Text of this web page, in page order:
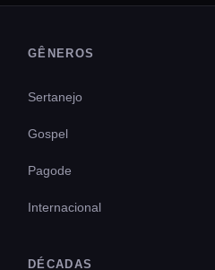
GÊNEROS
Sertanejo
Gospel
Pagode
Internacional
DÉCADAS